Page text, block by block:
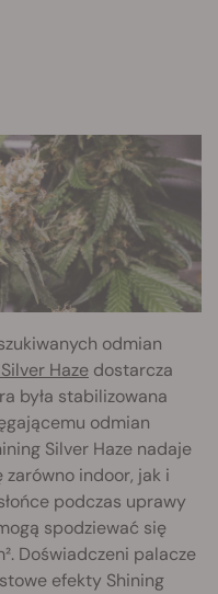
odmian
Haze dostarcza
była stabilizowana
odmian
Silver Haze nadaje
indoor, jak i
podczas uprawy
spodziewać się
Doświadczeni palacze
efekty Shining